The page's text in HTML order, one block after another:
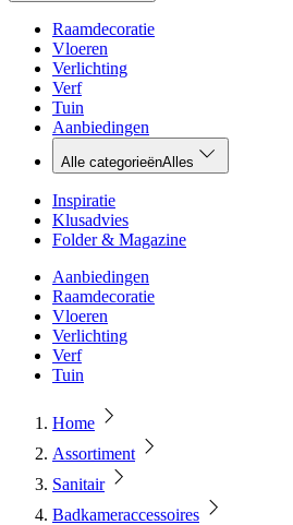
Raamdecoratie
Vloeren
Verlichting
Verf
Tuin
Aanbiedingen
Alle categorieënAlles
Inspiratie
Klusadvies
Folder & Magazine
Aanbiedingen
Raamdecoratie
Vloeren
Verlichting
Verf
Tuin
Home
Assortiment
Sanitair
Badkameraccessoires